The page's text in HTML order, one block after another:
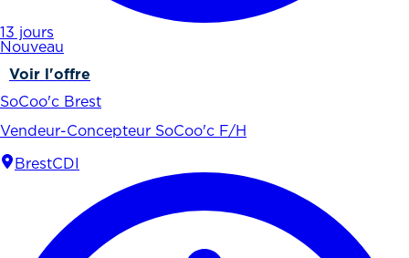
13 jours
Nouveau
Voir l'offre
SoCoo'c Brest
Vendeur-Concepteur SoCoo'c F/H
BrestCDI